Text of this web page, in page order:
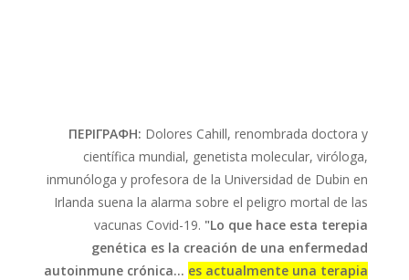
ΠΕΡΙΓΡΑΦΗ: Dolores Cahill, renombrada doctora y
científica mundial, genetista molecular, viróloga,
inmunóloga y profesora de la Universidad de Dubin en
Irlanda suena la alarma sobre el peligro mortal de las
vacunas Covid-19. "Lo que hace esta terepia
genética es la creación de una enfermedad
autoinmune crónica… es actualmente una terapia